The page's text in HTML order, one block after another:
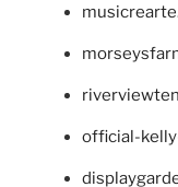
official-